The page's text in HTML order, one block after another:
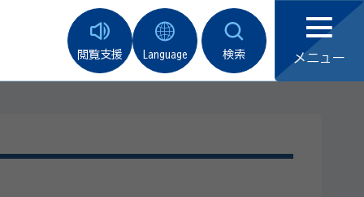
メニュー
検索
閲覧支援 Language